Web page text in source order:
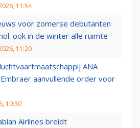
11:54
voor zomerse debutanten
ook in de winter alle ruimte
11:20
ANA
aanvullende order voor
10:30
Airlines breidt